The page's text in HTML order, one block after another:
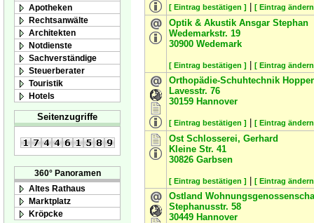
Apotheken
Rechtsanwälte
Architekten
Notdienste
Sachverständige
Steuerberater
Touristik
Hotels
Seitenzugriffe
360° Panoramen
Altes Rathaus
Marktplatz
Kröpcke
[ Eintrag bestätigen ] [ Eintrag
Optik & Akustik Ansgar Stephan
Wedemarkstr. 19
30900 Wedemark
[ Eintrag bestätigen ] [ Eintrag
Orthopädie-Schuhtechnik
Lavesstr. 76
30159 Hannover
[ Eintrag bestätigen ] [ Eintrag
Ost Schlosserei, Gerhard
Kleine Str. 41
30826 Garbsen
[ Eintrag bestätigen ] [ Eintrag
Ostland
Stephanusstr. 58
30449 Hannover